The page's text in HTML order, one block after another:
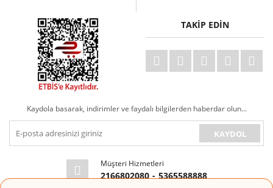
TAKİP EDİN
Kaydola basarak, indirimler ve faydalı bilgilerden haberdar olun...
KAYDOL
Müşteri Hizmetleri
2166802080 - 5365588888